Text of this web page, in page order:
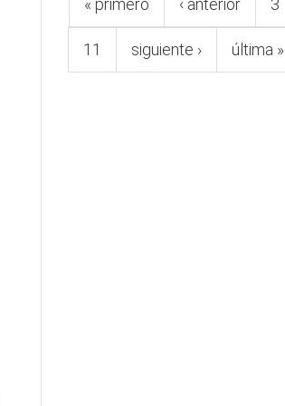
« primero ‹ anterior 3
11 siguiente › última »